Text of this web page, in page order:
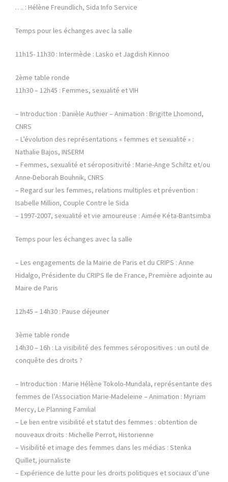
…. : Hélène Freundlich, Sida Info Service
Temps pour les échanges avec la salle
11h15- 11h30 : Intermède : Lasko et Jagdish Kinnoo
2ème table ronde
11h30 – 12h45 : Femmes, sexualité et VIH
– Introduction : Danièle Authier – Animation : Brigitte Lhomond,
CNRS
– L’évolution des représentations « femmes et sexualité » :
Nathalie Bajos, INSERM
– Femmes, sexualité et séropositivité : Marie-Ange Schiltz et/ou
Anne-Deborah Bouhnik, CNRS
– Regard sur les femmes, relations multiples et prévention :
Isabelle Million, Couple Contre le Sida
– 1997-2007, sexualité et vie amoureuse : Aimée Kéta-Bantsimba
Temps pour les échanges avec la salle
– Les engagements de la Mairie de Paris et du CRIPS : Anne
Hidalgo, Présidente du CRIPS Ile de France, Première adjointe au
Maire de Paris
12h45 – 14h30 : Pause déjeuner
3ème table ronde
14h30 – 16h : La visibilité des femmes séropositives : un outil de
conquête des droits ?
– Introduction : Marie Hélène Tokolo-Mundala, représentante des
femmes de l’Association Marie-Madeleine – Animation : Myriam
Mercy, Le Planning Familial
– Le lien entre visibilité et statut des femmes : obtention de
nouveaux droits : Michelle Perrot, Historienne
– Visibilité et image des femmes dans les médias : Stenka
Quillet, journaliste
– Expérience de lutte pour les droits politiques et sociaux d’une